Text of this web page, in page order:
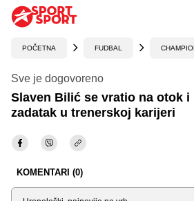
POČETNA FUDBAL
Sve je dogovoreno
Slaven Bilić se vratio na otok i
zadatak u trenerskoj karijeri
KOMENTARI (0)
Sortiraj